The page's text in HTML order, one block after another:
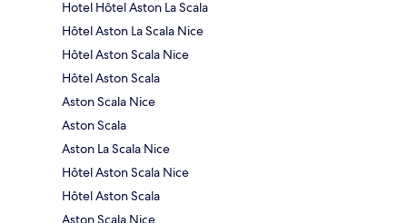
Hotel Hôtel Aston La Scala
Hôtel Aston La Scala Nice
Hôtel Aston Scala Nice
Hôtel Aston Scala
Aston Scala Nice
Aston Scala
Aston La Scala Nice
Hôtel Aston Scala Nice
Hôtel Aston Scala
Aston Scala Nice